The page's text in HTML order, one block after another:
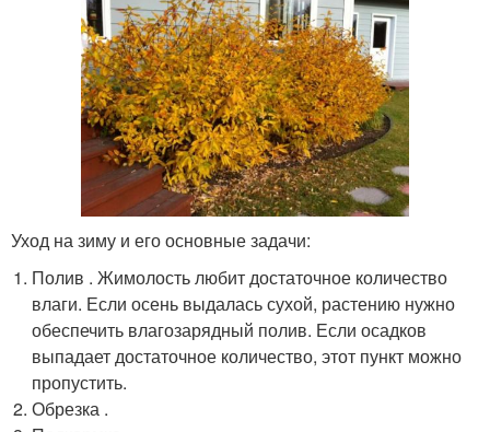
Уход на зиму и его основные задачи:
Полив . Жимолость любит достаточное количество
влаги. Если осень выдалась сухой, растению нужно
обеспечить влагозарядный полив. Если осадков
выпадает достаточное количество, этот пункт можно
пропустить.
Обрезка .